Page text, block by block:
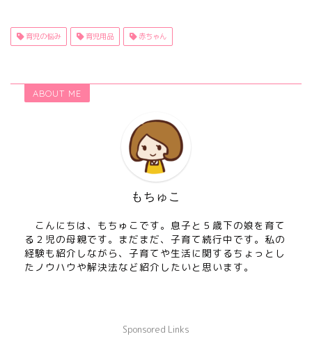
育児の悩み 育児用品 赤ちゃん
ABOUT ME
もちゅこ
こんにちは、もちゅこです。息子と５歳下の娘を育て
る２児の母親です。まだまだ、子育て続行中です。私の
経験も紹介しながら、子育てや生活に関するちょっとし
たノウハウや解決法など紹介したいと思います。
Sponsored Links